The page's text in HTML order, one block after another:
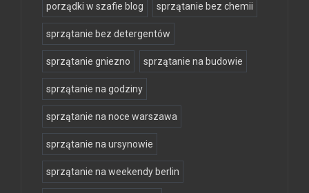
porządki w szafie blog sprzątanie bez chemii
sprzątanie bez detergentów
sprzątanie gniezno sprzątanie na budowie
sprzątanie na godziny
sprzątanie na noce warszawa
sprzątanie na ursynowie
sprzątanie na weekendy berlin